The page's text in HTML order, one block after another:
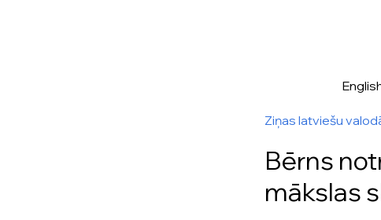
Ziņas latviešu
Bērns
mākslas